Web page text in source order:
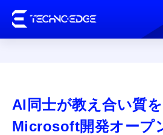
AI
AI同士が教え合い質
Microsoft開発オープ